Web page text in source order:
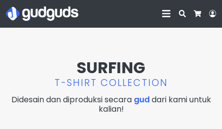
Search
SURFING
T-SHIRT COLLECTION
Didesain dan diproduksi secara guddari kami untuk
kalian!